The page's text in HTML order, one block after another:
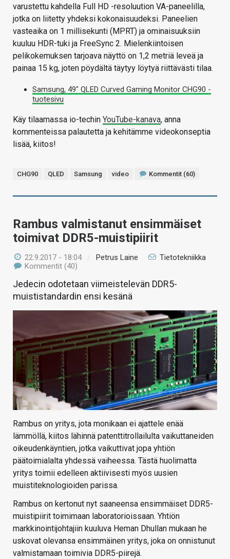
varustettu kahdella Full HD -resoluution VA-paneelilla,
jotka on liitetty yhdeksi kokonaisuudeksi. Paneelien
vasteaika on 1 millisekunti (MPRT) ja ominaisuuksiin
kuuluu HDR-tuki ja FreeSync 2. Mielenkiintoisen
pelikokemuksen tarjoava näyttö on 1,2 metriä leveä ja
painaa 15 kg, joten pöydältä täytyy löytyä riittävästi tilaa.
Samsung, 49″ QLED Curved Gaming Monitor CHG90 -
tuotesivu
Käy tilaamassa io-techin YouTube-kanava, anna
kommenteissa palautetta ja kehitämme videokonseptia
lisää, kiitos!
CHG90 QLED Samsung video Kommentit (60)
Rambus valmistanut ensimmäiset
toimivat DDR5-muistipiirit
22.9.2017 - 18:04 / Petrus Laine
Tietotekniikka
Kommentit (40)
Jedecin odotetaan viimeistelevän DDR5-
muististandardin ensi kesänä
Rambus on yritys, jota monikaan ei ajattele enää
lämmöllä, kiitos lähinnä patenttitrollailulta vaikuttaneiden
oikeudenkäyntien, jotka vaikuttivat jopa yhtiön
päätoimialalta yhdessä vaiheessa. Tästä huolimatta
yritys toimii edelleen aktiivisesti myös uusien
muistiteknologioiden parissa.
Rambus on kertonut nyt saaneensa ensimmäiset DDR5-
muistipiirit toimimaan laboratorioissaan. Yhtiön
markkinointijohtajiin kuuluva Heman Dhullan mukaan he
uskovat olevansa ensimmäinen yritys, joka on onnistunut
valmistamaan toimivia DDR5-piirejä.